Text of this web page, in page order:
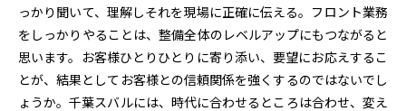
っかり聞いて、理解しそれを現場に正確に伝える。フロント業務
をしっかりやることは、整備全体のレベルアップにもつながると
思います。お客様ひとりひとりに寄り添い、要望にお応えするこ
とが、結果としてお客様との信頼関係を強くするのではないでし
ょうか。千葉スバルには、時代に合わせるところは合わせ、変え